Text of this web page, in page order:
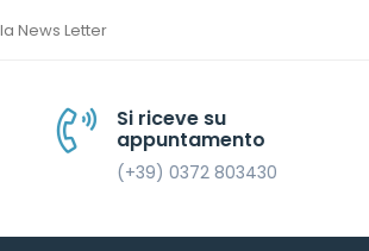
News Letter
Si riceve su
appuntamento
(+39) 0372 803430